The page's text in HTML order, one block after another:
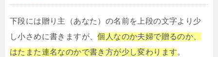
下段には贈り主（あなた）の名前を上段の文字より少
し小さめに書きますが、個人なのか夫婦で贈るのか、
はたまた連名なのかで書き方が少し変わります。